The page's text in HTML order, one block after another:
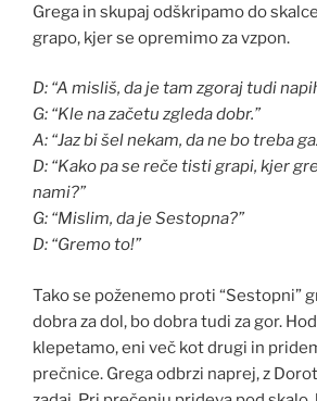
Grega in skupaj odškripamo do
grapo, kjer se opremimo za vzpon.
D: “A misliš, da je tam zgoraj tudi
G: “Kle na začetu zgleda dobr.”
A: “Jaz bi šel nekam, da ne bo treba
D: “Kako pa se reče tisti grapi, kjer
nami?”
G: “Mislim, da je Sestopna?”
D: “Gremo to!”
Tako se poženemo proti “Sestopni”
dobra za dol, bo dobra tudi za gor.
klepetamo, eni več kot drugi in
prečnice. Grega odbrzi naprej, z